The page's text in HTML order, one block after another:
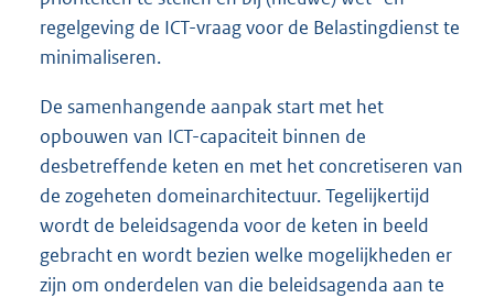
regelgeving de ICT-vraag voor de Belastingdienst te
minimaliseren.
De samenhangende aanpak start met het
opbouwen van ICT-capaciteit binnen de
desbetreffende keten en met het concretiseren van
de zogeheten domeinarchitectuur. Tegelijkertijd
wordt de beleidsagenda voor de keten in beeld
gebracht en wordt bezien welke mogelijkheden er
zijn om onderdelen van die beleidsagenda aan te